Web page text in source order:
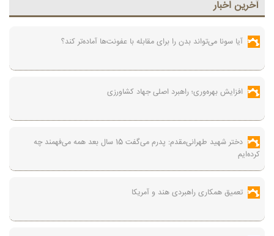
آخرين اخبار
آیا سونا می‌تواند بدن را برای مقابله با عفونت‌ها آماده‌تر کند؟
افزایش بهره‌وری؛ راهبرد اصلی جهاد کشاورزی
دختر شهید طهرانی‌مقدم: پدرم می‌گفت 15 سال بعد همه می‌فهمند چه
کرده‌ایم
تعمیق همکاری راهبردی هند و آمریکا